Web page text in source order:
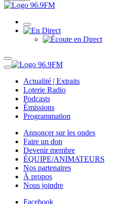
Actualité | Extraits
Loterie Radio
Podcasts
Émissions
Programmation
Annoncer sur les ondes
Faire un don
Devenir membre
ÉQUIPE/ANIMATEURS
Nos partenaires
À propos
Nous joindre
Facebook